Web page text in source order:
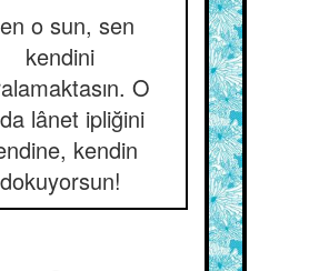
o sun, sen
kendini
O
lânet ipliğini
kendin
dokuyorsun!